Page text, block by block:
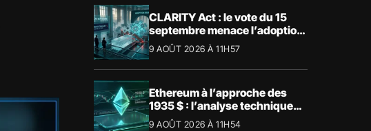
CLARITY Act : le vote du 15
septembre menace l’adoption
de la loi crypto en 2026
9 AOÛT 2026 À 11H57
Ethereum à l’approche des
1935 $ : l’analyse technique
face au déséquilibre des
9 AOÛT 2026 À 11H54